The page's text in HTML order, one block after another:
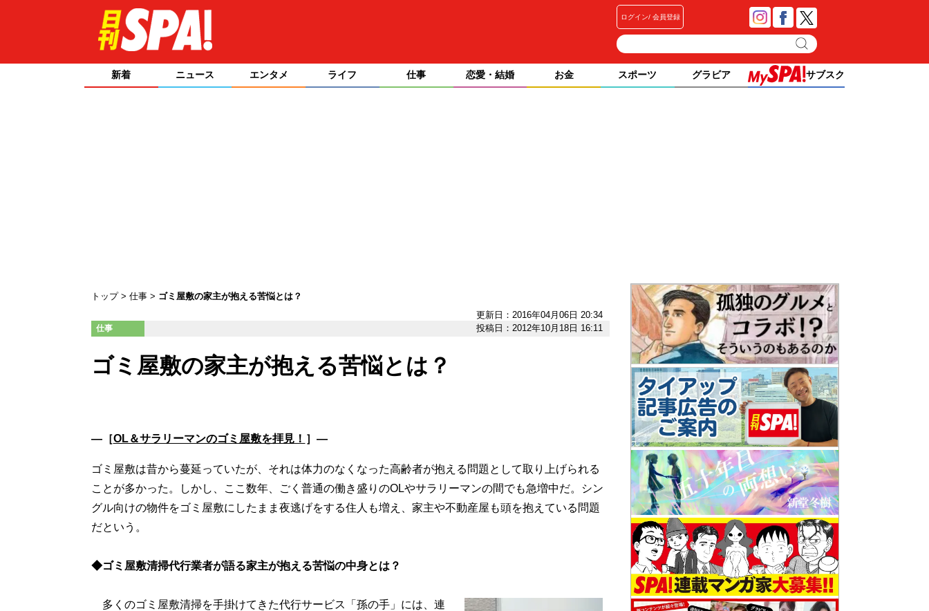
ログイン 会員登録
新着 ニュース エンタメ ライフ 仕事 恋愛・結婚 お金 スポーツ グラビア サブスク
トップ 仕事
ゴミ屋敷の家主が抱える苦悩とは？
更新日：2016年04月06日 20:34
仕事 投稿日：2012年10月18日 16:11
ゴミ屋敷の家主が抱える苦悩とは？
―［OL＆サラリーマンのゴミ屋敷を拝見！ ］―
ゴミ屋敷は昔から蔓延っていたが、それは体力のなくなった高齢者が抱える問題として取り上げられる
ことが多かった。しかし、ここ数年、ごく普通の働き盛りのOLやサラリーマンの間でも急増中だ。シン
グル向けの物件をゴミ屋敷にしたまま夜逃げをする住人も増え、家主や不動産屋も頭を抱えている問題
だという。
◆ゴミ屋敷清掃代行業者が語る家主が抱える苦悩の中身とは？
多くのゴミ屋敷清掃を手掛けてきた代行サービス「孫の手」には、連